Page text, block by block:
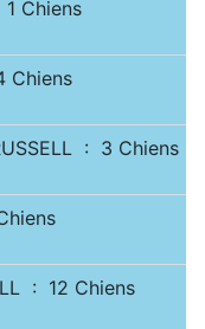
Chiens
Chiens
: 3 Chiens
: 12 Chiens